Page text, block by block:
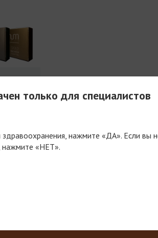
имеющими
только для специалистов
нажмите «ДА». Если вы
нажмите «НЕТ».